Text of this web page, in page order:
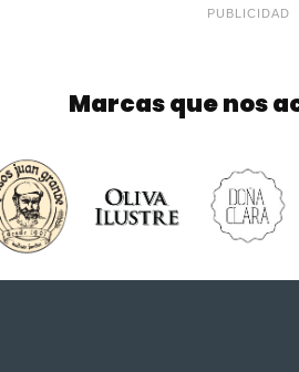
PUBLICIDAD
Marcas que nos